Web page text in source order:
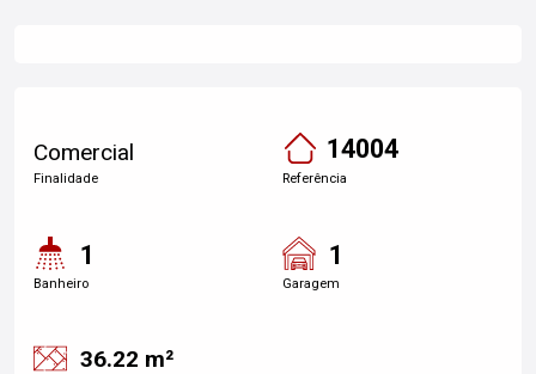
Comercial
Finalidade
14004
Referência
1
Banheiro
1
Garagem
36.22 m²